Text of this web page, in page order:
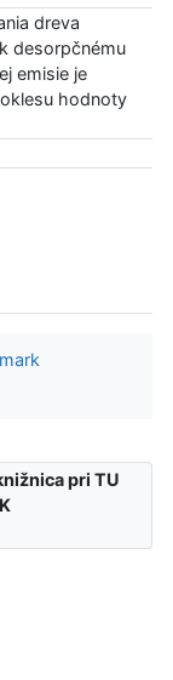
dreva
desorpčnému
emisie je
hodnoty
pri TU